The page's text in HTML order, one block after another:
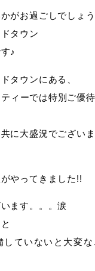
がお過ごしでしょう
タウン
♪
タウンにある、
ィーでは特別ご優
に大盛況でござい
やってきました!!
ます。。。涙
していないと大変な